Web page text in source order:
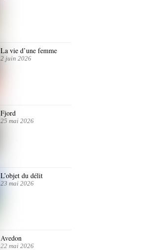
La vie d’une femme
2 juin 2026
Fjord
25 mai 2026
L’objet du délit
23 mai 2026
Avedon
22 mai 2026